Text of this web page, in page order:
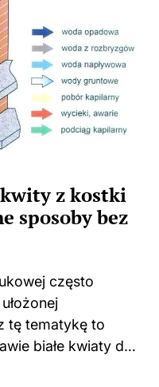
z kostki
sposoby bez
często
tę tematykę to
białe kwiaty do